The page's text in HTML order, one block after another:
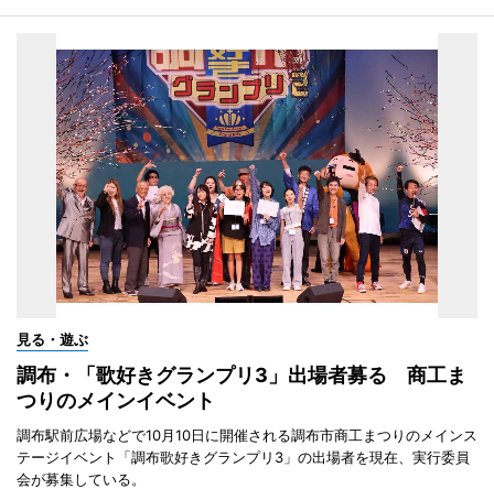
見る・遊ぶ
調布・「歌好きグランプリ3」出場者募る 商工ま
つりのメインイベント
調布駅前広場などで10月10日に開催される調布市商工まつりのメインス
テージイベント「調布歌好きグランプリ3」の出場者を現在、実行委員
会が募集している。